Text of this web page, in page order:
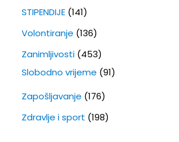
STIPENDIJE(141)
Volontiranje (136)
Zanimljivosti(453)
Slobodno vrijeme (91)
Zapošljavanje (176)
Zdravlje i sport (198)